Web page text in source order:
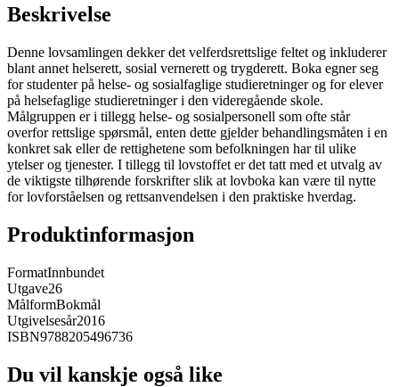
Beskrivelse
Denne lovsamlingen dekker det velferdsrettslige feltet og inkluderer
blant annet helserett, sosial vernerett og trygderett. Boka egner seg
for studenter på helse- og sosialfaglige studieretninger og for elever
på helsefaglige studieretninger i den videregående skole.
Målgruppen er i tillegg helse- og sosialpersonell som ofte står
overfor rettslige spørsmål, enten dette gjelder behandlingsmåten i en
konkret sak eller de rettighetene som befolkningen har til ulike
ytelser og tjenester. I tillegg til lovstoffet er det tatt med et utvalg av
de viktigste tilhørende forskrifter slik at lovboka kan være til nytte
for lovforståelsen og rettsanvendelsen i den praktiske hverdag.
Produktinformasjon
FormatInnbundet
Utgave26
MålformBokmål
Utgivelsesår2016
ISBN9788205496736
Du vil kanskje også like